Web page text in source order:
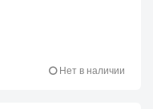
Нет в наличии